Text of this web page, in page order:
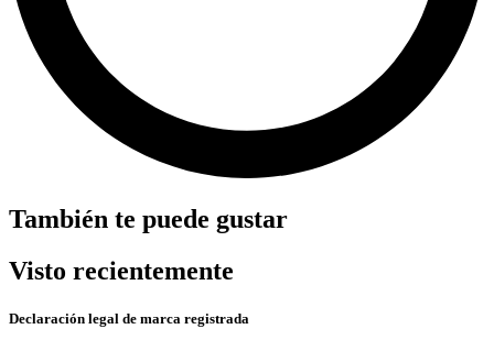
También te puede gustar
Visto recientemente
Declaración legal de marca registrada